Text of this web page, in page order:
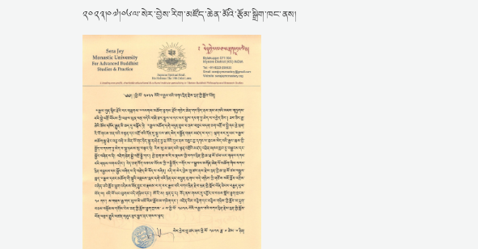
༢༠༢༣།༠༧།༠༦ལ་སེར་བྱེས་རིག་མཛོད་ཆེན་མོའི་རྩོམ་སྒྲིག་ཁང་ནས།